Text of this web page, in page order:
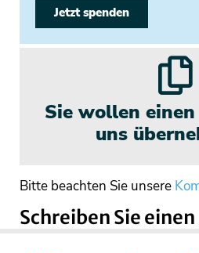
Jetzt spenden
Sie wollen
uns
Bitte beachten Sie unsere
Schreiben Sie